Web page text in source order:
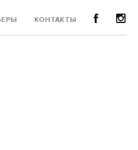
КОНТАКТЫ